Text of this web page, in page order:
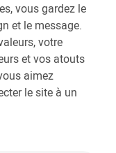
vous gardez le
et le message.
votre
et vos atouts
aimez
le site à un